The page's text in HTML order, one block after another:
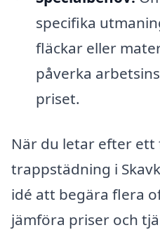
specifika
fläckar eller
påverka
priset.
När du letar efter
trappstädning i
idé att begära flera
jämföra priser och